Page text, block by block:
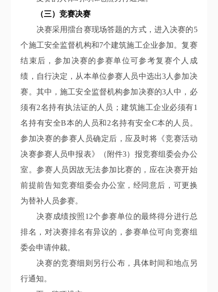
（三）竞赛决赛
决赛采用擂台赛现场答题的方式，进入决赛的5
个施工安全监督机构和7个建筑施工企业参加。复赛
结束后，参加决赛的参赛单位可参考复赛个人成
绩，自行决定，从本单位参赛人员中选出3人参加决
赛。其中，施工安全监督机构参加决赛的3人中，必
须有2名持有执法证的人员；建筑施工企业必须有1
名持有安全B本的人员和2名持有安全C本的人员。
参加决赛的参赛人员确定后，应及时将《竞赛活动
决赛参赛人员申报表》（附件3）报竞赛组委会办公
室。参赛人员因故无法参加比赛的，应在决赛开始
前提前告知竞赛组委会办公室 ，经同意后，可更换
为替补人员参赛。
决赛成绩按照 12个参赛单位的最终得分进行总
排名，对决赛排名有异议的，参赛单位可向竞赛组
委会申请仲裁。
决赛的竞赛细则另行公布，具体时间和地点另
行通知。